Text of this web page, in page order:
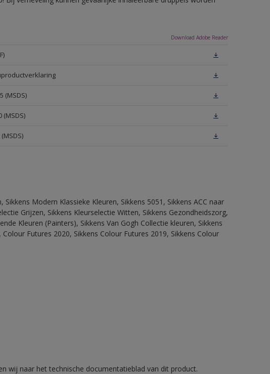
Download Adobe Reader
(MSDS)
Sikkens Modern Klassieke Kleuren, Sikkens 5051, Sikkens ACC naar
Grijzen, Sikkens Kleurselectie Witten, Sikkens Gezondheidszorg,
Kleuren (Painters), Sikkens Van Gogh Collectie kleuren, Sikkens
Futures 2020, Sikkens Colour Futures 2019, Sikkens Colour
wij naar het technische documentatieblad van dit product.